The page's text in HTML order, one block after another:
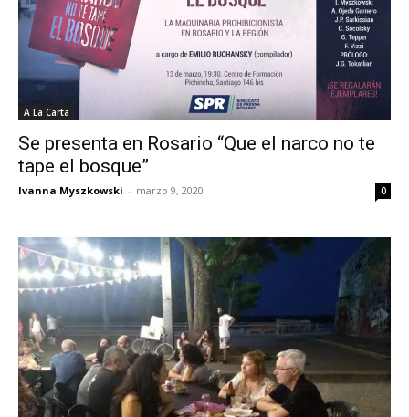
A La Carta
Se presenta en Rosario “Que el narco no te
tape el bosque”
Ivanna Myszkowski - marzo 9, 2020 0